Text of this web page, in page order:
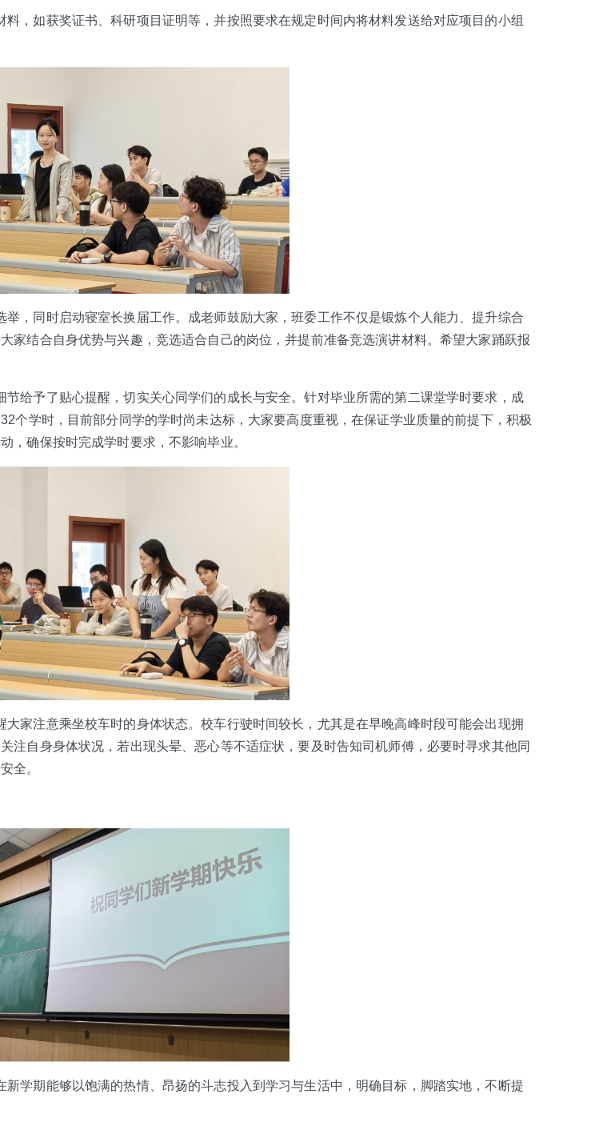
，如获奖证书、科研项目证明等，并按照要求在规定时间内将材料发送给对应项目的小组
，同时启动寝室长换届工作。成老师鼓励大家，班委工作不仅是锻炼个人能力、提升综合
家结合自身优势与兴趣，竞选适合自己的岗位，并提前准备竞选演讲材料。希望大家踊跃报
给予了贴心提醒，切实关心同学们的成长与安全。针对毕业所需的第二课堂学时要求，成
个学时，目前部分同学的学时尚未达标，大家要高度重视，在保证学业质量的前提下，积极
，确保按时完成学时要求，不影响毕业。
家注意乘坐校车时的身体状态。校车行驶时间较长，尤其是在早晚高峰时段可能会出现拥
注自身身体状况，若出现头晕、恶心等不适症状，要及时告知司机师傅，必要时寻求其他同
全。
学期能够以饱满的热情、昂扬的斗志投入到学习与生活中，明确目标，脚踏实地，不断提